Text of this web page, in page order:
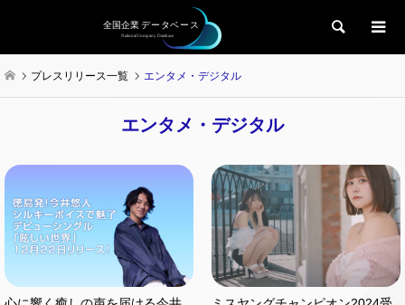
検索
プレスリリース一覧 エンタメ・デジタル
エンタメ・デジタル